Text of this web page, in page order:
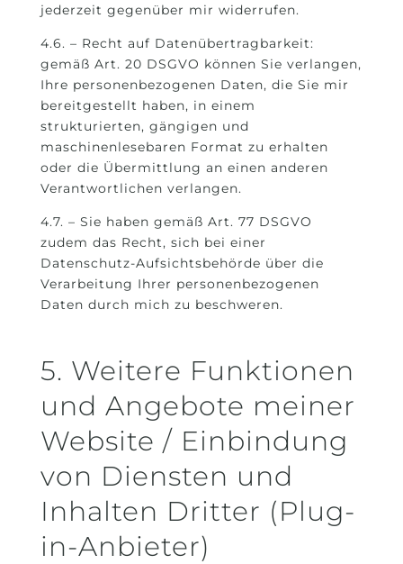
jederzeit gegenüber mir widerrufen.
4.6. – Recht auf Datenübertragbarkeit:
gemäß Art. 20 DSGVO können Sie verlangen,
Ihre personenbezogenen Daten, die Sie mir
bereitgestellt haben, in einem
strukturierten, gängigen und
maschinenlesebaren Format zu erhalten
oder die Übermittlung an einen anderen
Verantwortlichen verlangen.
4.7. – Sie haben gemäß Art. 77 DSGVO
zudem das Recht, sich bei einer
Datenschutz-Aufsichtsbehörde über die
Verarbeitung Ihrer personenbezogenen
Daten durch mich zu beschweren.
5. Weitere Funktionen
und Angebote meiner
Website / Einbindung
von Diensten und
Inhalten Dritter (Plug-
in-Anbieter)